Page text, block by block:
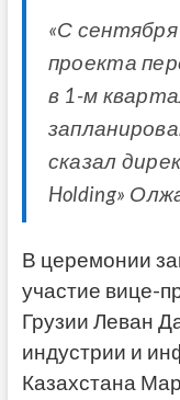
«С
проекта
в 1-м
сказал
Holding»
В церемонии
участие вице-
Грузии Леван
индустрии и
Казахстана